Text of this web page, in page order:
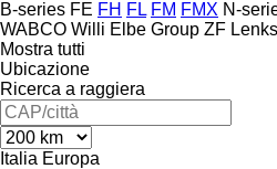
B-series FE FH FL FM FMX N-
WABCO Willi Elbe Group ZF
Mostra tutti
Ubicazione
Ricerca a raggiera
Italia Europa